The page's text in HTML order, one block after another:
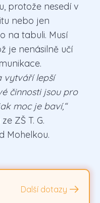
protože nesedí v
nebo jen
na tabuli. Musí
je nenásilně učí
vytváří lepší
činnosti jsou pro
moc je baví,“
ZŠ T. G.
Mohelkou.
Další dotazy